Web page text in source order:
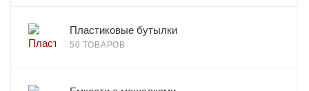
Пластиковые бутылки
50 ТОВАРОВ